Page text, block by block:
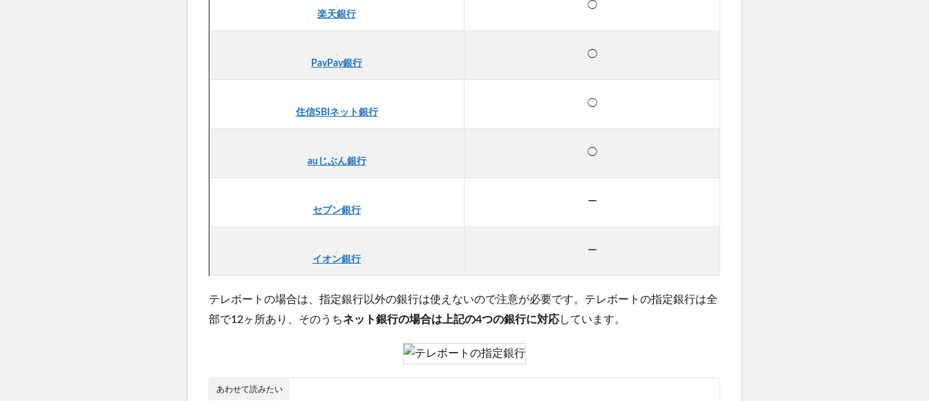
楽天銀行
◯
PayPay銀行
◯
住信SBIネット銀行
◯
auじぶん銀行
◯
セブン銀行
ー
イオン銀行
ー
テレボートの場合は、指定銀行以外の銀行は使えないので注意が必要です。テレボートの指定銀行は全
部で12ヶ所あり、そのうちネット銀行の場合は上記の4つの銀行に対応しています。
あわせて読みたい